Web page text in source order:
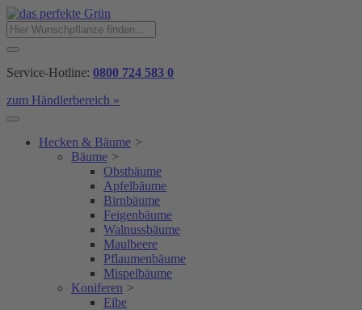
Service-Hotline: 0800 724 583 0
zum Händlerbereich »
Hecken & Bäume >
Bäume >
Obstbäume
Apfelbäume
Birnbäume
Feigenbäume
Walnussbäume
Maulbeere
Pflaumenbäume
Mispelbäume
Koniferen >
Eibe